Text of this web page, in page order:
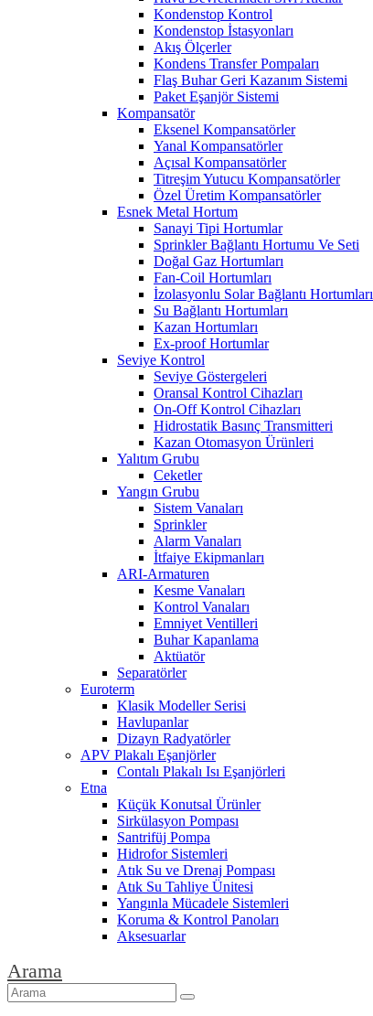
Kondenstop Kontrol
Kondenstop İstasyonları
Akış Ölçerler
Kondens Transfer Pompaları
Flaş Buhar Geri Kazanım Sistemi
Paket Eşanjör Sistemi
Kompansatör
Eksenel Kompansatörler
Yanal Kompansatörler
Açısal Kompansatörler
Titreşim Yutucu Kompansatörler
Özel Üretim Kompansatörler
Esnek Metal Hortum
Sanayi Tipi Hortumlar
Sprinkler Bağlantı Hortumu Ve Seti
Doğal Gaz Hortumları
Fan-Coil Hortumları
İzolasyonlu Solar Bağlantı Hortumları
Su Bağlantı Hortumları
Kazan Hortumları
Ex-proof Hortumlar
Seviye Kontrol
Seviye Göstergeleri
Oransal Kontrol Cihazları
On-Off Kontrol Cihazları
Hidrostatik Basınç Transmitteri
Kazan Otomasyon Ürünleri
Yalıtım Grubu
Ceketler
Yangın Grubu
Sistem Vanaları
Sprinkler
Alarm Vanaları
İtfaiye Ekipmanları
ARI-Armaturen
Kesme Vanaları
Kontrol Vanaları
Emniyet Ventilleri
Buhar Kapanlama
Aktüatör
Separatörler
Euroterm
Klasik Modeller Serisi
Havlupanlar
Dizayn Radyatörler
APV Plakalı Eşanjörler
Contalı Plakalı Isı Eşanjörleri
Etna
Küçük Konutsal Ürünler
Sirkülasyon Pompası
Santrifüj Pompa
Hidrofor Sistemleri
Atık Su ve Drenaj Pompası
Atık Su Tahliye Ünitesi
Yangınla Mücadele Sistemleri
Koruma & Kontrol Panoları
Aksesuarlar
Arama